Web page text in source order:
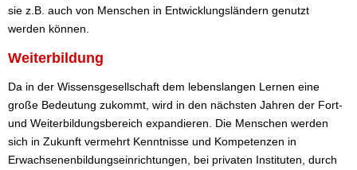
sie z.B. auch von Menschen in Entwicklungsländern genutzt
werden können.
Weiterbildung
Da in der Wissensgesellschaft dem lebenslangen Lernen eine
große Bedeutung zukommt, wird in den nächsten Jahren der Fort-
und Weiterbildungsbereich expandieren. Die Menschen werden
sich in Zukunft vermehrt Kenntnisse und Kompetenzen in
Erwachsenenbildungseinrichtungen, bei privaten Instituten, durch